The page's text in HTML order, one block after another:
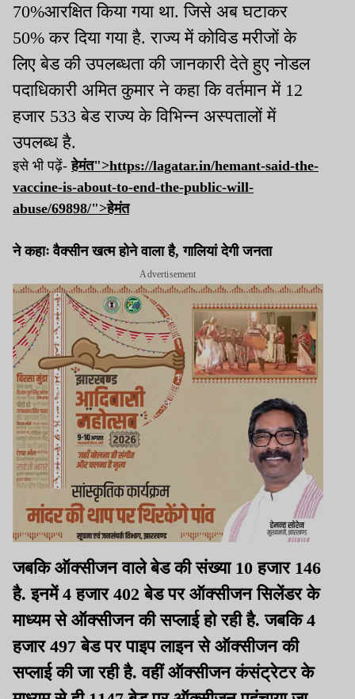
70%आरक्षित किया गया था. जिसे अब घटाकर
50% कर दिया गया है. राज्य में कोविड मरीजों के
लिए बेड की उपलब्धता की जानकारी देते हुए नोडल
पदाधिकारी अमित कुमार ने कहा कि वर्तमान में 12
हजार 533 बेड राज्य के विभिन्न अस्पतालों में
उपलब्ध है.
इसे भी पढ़ें-हेमंत">https://lagatar.in/hemant-said-the-
vaccine-is-about-to-end-the-public-will-
abuse/69898/">हेमंत
ने कहाः वैक्सीन खत्म होने वाला है, गालियां देगी जनता
Advertisement
जबकि ऑक्सीजन वाले बेड की संख्या 10 हजार 146
है. इनमें 4 हजार 402 बेड पर ऑक्सीजन सिलेंडर के
माध्यम से ऑक्सीजन की सप्लाई हो रही है. जबकि 4
हजार 497 बेड पर पाइप लाइन से ऑक्सीजन की
सप्लाई की जा रही है. वहीं ऑक्सीजन कंसंट्रेटर के